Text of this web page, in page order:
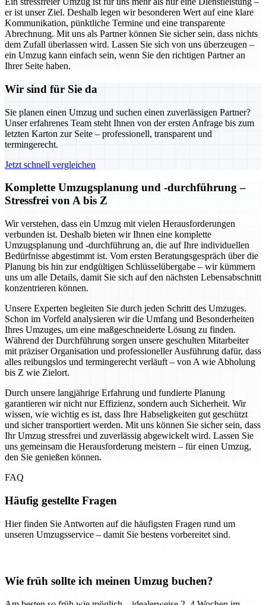
er ist unser Ziel. Deshalb legen wir besonderen Wert auf eine klare
Kommunikation, pünktliche Termine und eine transparente
Abrechnung. Mit uns als Partner können Sie sicher sein, dass nichts
dem Zufall überlassen wird. Lassen Sie sich von uns überzeugen –
ein Umzug kann einfach sein, wenn Sie den richtigen Partner an
Ihrer Seite haben.
Wir sind für Sie da
Sie planen einen Umzug und suchen einen zuverlässigen Partner?
Unser erfahrenes Team steht Ihnen von der ersten Anfrage bis zum
letzten Karton zur Seite – professionell, transparent und
termingerecht.
Jetzt schnell vergleichen
Komplette Umzugsplanung und -durchführung –
Stressfrei von A bis Z
Wir verstehen, dass ein Umzug mit vielen Herausforderungen
verbunden ist. Deshalb bieten wir Ihnen eine komplette
Umzugsplanung und -durchführung an, die auf Ihre individuellen
Bedürfnisse abgestimmt ist. Vom ersten Beratungsgespräch über die
Planung bis hin zur endgültigen Schlüsselübergabe – wir kümmern
uns um alle Details, damit Sie sich auf den nächsten Lebensabschnitt
konzentrieren können.
Unsere Experten begleiten Sie durch jeden Schritt des Umzuges.
Schon im Vorfeld analysieren wir die Umfang und Besonderheiten
Ihres Umzuges, um eine maßgeschneiderte Lösung zu finden.
Während der Durchführung sorgen unsere geschulten Mitarbeiter
mit präziser Organisation und professioneller Ausführung dafür, dass
alles reibungslos und termingerecht verläuft – von A wie Abholung
bis Z wie Zielort.
Durch unsere langjährige Erfahrung und fundierte Planung
garantieren wir nicht nur Effizienz, sondern auch Sicherheit. Wir
wissen, wie wichtig es ist, dass Ihre Habseligkeiten gut geschützt
und sicher transportiert werden. Mit uns können Sie sicher sein, dass
Ihr Umzug stressfrei und zuverlässig abgewickelt wird. Lassen Sie
uns gemeinsam die Herausforderung meistern – für einen Umzug,
den Sie genießen können.
FAQ
Häufig gestellte Fragen
Hier finden Sie Antworten auf die häufigsten Fragen rund um
unseren Umzugsservice – damit Sie bestens vorbereitet sind.
Wie früh sollte ich meinen Umzug buchen?